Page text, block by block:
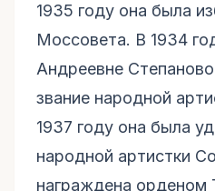
1935 году она была
Моссовета. В 1934
Андреевне
звание народной
1937 году она была
народной артистки
награждена орденом